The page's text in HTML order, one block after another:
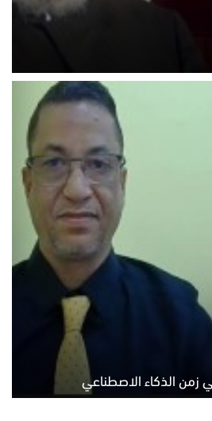
زمن الذكاء الاصطناعي